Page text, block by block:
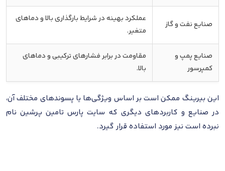
صنایع نفت و گاز
عملکرد بهینه در شرایط بارگذاری بالا و دماهای
متغیر.
صنایع پمپ و
کمپرسور
مقاومت در برابر فشارهای ترکیبی و دماهای
بالا.
این بیرینگ ممکن است بر اساس ویژگی‌ها یا پسوندهای مختلف آن،
در صنایع و کاربردهای دیگری که سایت پارس تامین پرشین نام
نبرده است نیز مورد استفاده قرار گیرد.